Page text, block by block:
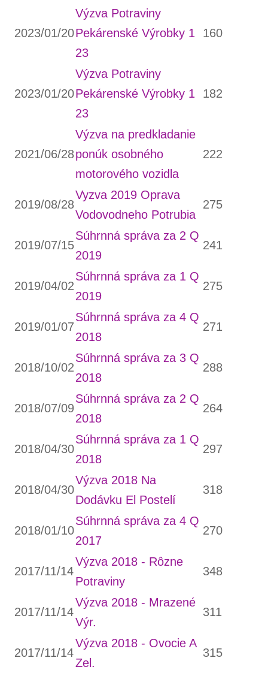
2023/01/20
Výzva Potraviny
Pekárenské Výrobky 1
23
160
2023/01/20
Výzva Potraviny
Pekárenské Výrobky 1
23
182
2021/06/28
Výzva na predkladanie
ponúk osobného
motorového vozidla
222
2019/08/28
Vyzva 2019 Oprava
Vodovodneho Potrubia
275
2019/07/15
Súhrnná správa za 2 Q
2019
241
2019/04/02
Súhrnná správa za 1 Q
2019
275
2019/01/07
Súhrnná správa za 4 Q
2018
271
2018/10/02
Súhrnná správa za 3 Q
2018
288
2018/07/09
Súhrnná správa za 2 Q
2018
264
2018/04/30
Súhrnná správa za 1 Q
2018
297
2018/04/30
Výzva 2018 Na
Dodávku El Postelí
318
2018/01/10
Súhrnná správa za 4 Q
2017
270
2017/11/14
Výzva 2018 - Rôzne
Potraviny
348
2017/11/14
Výzva 2018 - Mrazené
Výr.
311
2017/11/14
Výzva 2018 - Ovocie A
Zel.
315